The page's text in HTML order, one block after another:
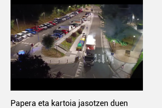
Papera eta kartoia jasotzen duen